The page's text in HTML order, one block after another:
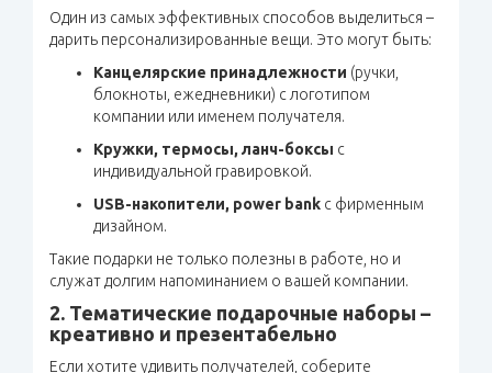
Один из самых эффективных способов выделиться –
дарить персонализированные вещи. Это могут быть:
Канцелярские принадлежности (ручки,
блокноты, ежедневники) с логотипом
компании или именем получателя.
Кружки, термосы, ланч-боксы с
индивидуальной гравировкой.
USB-накопители, power bank с фирменным
дизайном.
Такие подарки не только полезны в работе, но и
служат долгим напоминанием о вашей компании.
2. Тематические подарочные наборы –
креативно и презентабельно
Если хотите удивить получателей, соберите